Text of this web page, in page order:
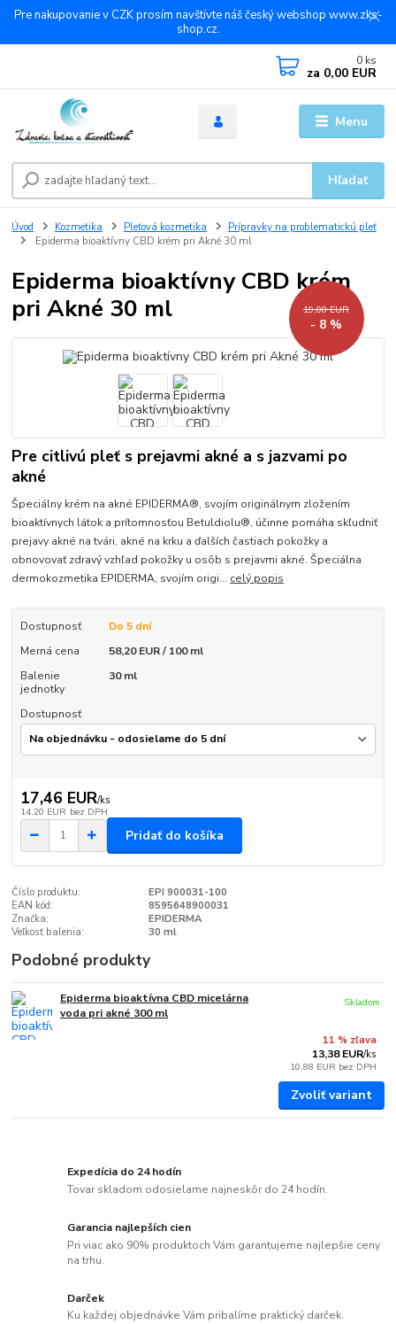
Pre nakupovanie v CZK prosím navštívte náš český webshop www.zks-
shop.cz.
Menu
Hľadať
0 ks
za 0,00 EUR
Úvod Kozmetika Pleťová kozmetika
Prípravky na problematickú pleť
Epiderma bioaktívny CBD krém pri Akné 30 ml
Epiderma bioaktívny CBD krém
pri Akné 30 ml
19,00 EUR
- 8 %
Pre citlivú pleť s prejavmi akné a s jazvami po
akné
Špeciálny krém na akné EPIDERMA®, svojím originálnym zložením
bioaktívnych látok a prítomnosťou Betuldiolu®, účinne pomáha skľudniť
prejavy akné na tvári, akné na krku a ďalších častiach pokožky a
obnovovať zdravý vzhľad pokožky u osôb s prejavmi akné. Špeciálna
dermokozmetika EPIDERMA, svojím origi... celý popis
Dostupnosť
Do 5 dní
Merná cena
58,20 EUR / 100 ml
Balenie
jednotky
30 ml
Dostupnosť
17,46 EUR/ks
14,20 EUR bez DPH
Pridať do košíka
Číslo produktu:
EPI 900031-100
EAN kód:
8595648900031
Značka:
EPIDERMA
Veľkosť balenia:
30 ml
Podobné produkty
Epiderma bioaktívna CBD micelárna
voda pri akné 300 ml
11 % zľava
13,38 EUR/ks
10,88 EUR bez DPH
Skladom
Zvoliť variant
Expedícia do 24 hodín
Tovar skladom odosielame najneskôr do 24 hodín.
Garancia najlepších cien
Pri viac ako 90% produktoch Vám garantujeme najlepšie ceny
na trhu.
Darček
Ku každej objednávke Vám pribalíme praktický darček.